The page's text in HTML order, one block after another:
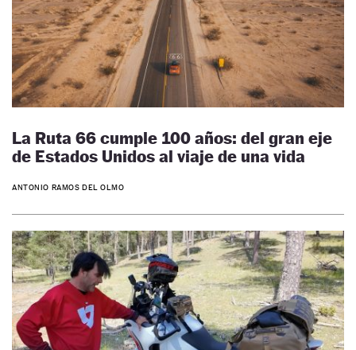
La Ruta 66 cumple 100 años: del gran eje
de Estados Unidos al viaje de una vida
ANTONIO RAMOS DEL OLMO